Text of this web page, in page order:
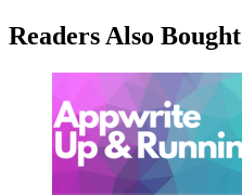
Readers Also Bought